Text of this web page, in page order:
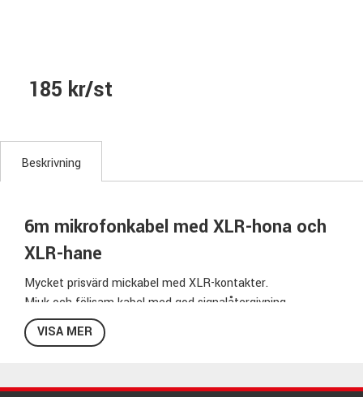
185 kr/st
Beskrivning
6m mikrofonkabel med XLR-hona och
XLR-hane
Mycket prisvärd mickabel med XLR-kontakter.
Mjuk och följsam kabel med god signalåtergivning.
Specifikationer MOM20:
Kontakt sida 1:XLR-hona
VISA MER